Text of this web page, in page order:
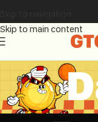
Skip to main content